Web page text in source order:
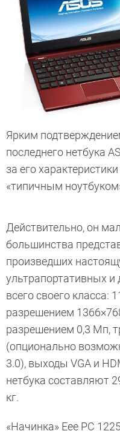
Ярким
последнего нетбука
за его
«типичным
Действительно, он
большинства
произведших
ультрапортативных
всего своего класса:
разрешением
разрешением 0,3 Мп,
(опционально
3.0), выходы VGA и
нетбука составляют
кг.
«Начинка» Eee PC